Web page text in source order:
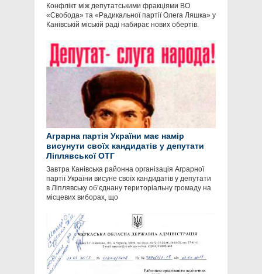
Конфлікт між депутатськими фракціями ВО
«Свобода» та «Радикальної партії Олега Ляшка» у
Канівській міській раді набирає нових обертів.
Аграрна партія України має намір
висунути своїх кандидатів у депутати
Ліплявської ОТГ
Завтра Канівська районна організація Аграрної
партії України висуне своїх кандидатів у депутати
в Ліплявську об’єднану територіальну громаду на
місцевих виборах, що